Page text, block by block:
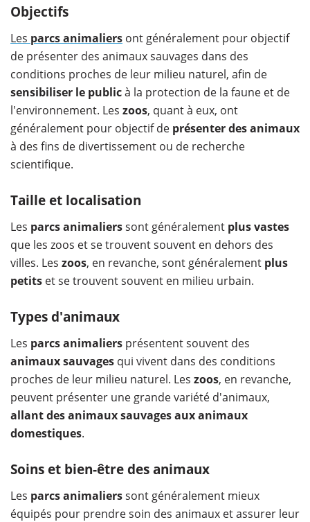
Objectifs
Les parcs animaliers ont généralement pour objectif
de présenter des animaux sauvages dans des
conditions proches de leur milieu naturel, afin de
sensibiliser le publicà la protection de la faune et de
l'environnement. Les zoos, quant à eux, ont
généralement pour objectif de présenter des animaux
à des fins de divertissement ou de recherche
scientifique.
Taille et localisation
Les parcs animalierssont généralement plus vastes
que les zoos et se trouvent souvent en dehors des
villes. Les zoos, en revanche, sont généralement plus
petits et se trouvent souvent en milieu urbain.
Types d'animaux
Les parcs animaliers présentent souvent des
animaux sauvages qui vivent dans des conditions
proches de leur milieu naturel. Les zoos, en revanche,
peuvent présenter une grande variété d'animaux,
allant des animaux sauvages aux animaux
domestiques.
Soins et bien-être des animaux
Les parcs animalierssont généralement mieux
équipés pour prendre soin des animaux et assurer leur